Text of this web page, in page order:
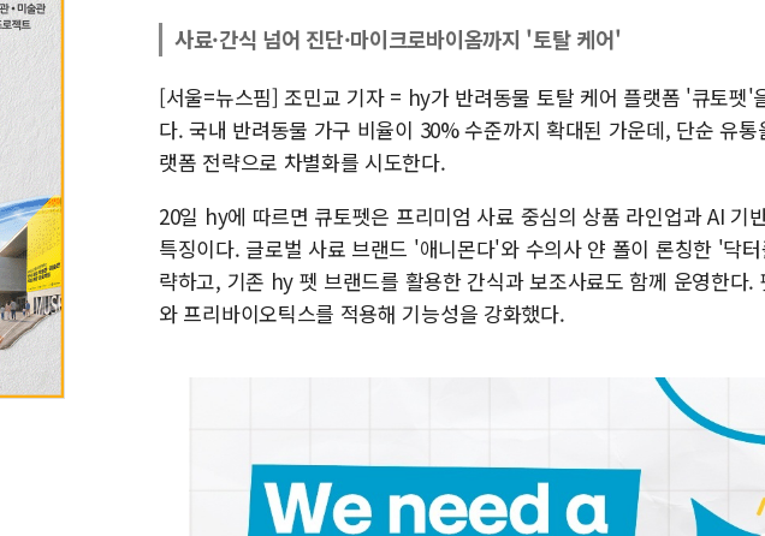
사료·간식 넘어 진단·마이크로바이옴까지 '토탈 케어'
[서울=뉴스핌] 조민교 기자 = hy가 반려동물 토탈 케어 플랫폼 '큐토펫'
다. 국내 반려동물 가구 비율이 30% 수준까지 확대된 가운데, 단순 유
랫폼 전략으로 차별화를 시도한다.
20일 hy에 따르면 큐토펫은 프리미엄 사료 중심의 상품 라인업과 AI 기
특징이다. 글로벌 사료 브랜드 '애니몬다'와 수의사 얀 폴이 론칭한 '닥
략하고, 기존 hy 펫 브랜드를 활용한 간식과 보조사료도 함께 운영한다.
와 프리바이오틱스를 적용해 기능성을 강화했다.